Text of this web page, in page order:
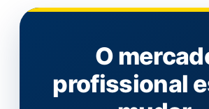
O
profissional